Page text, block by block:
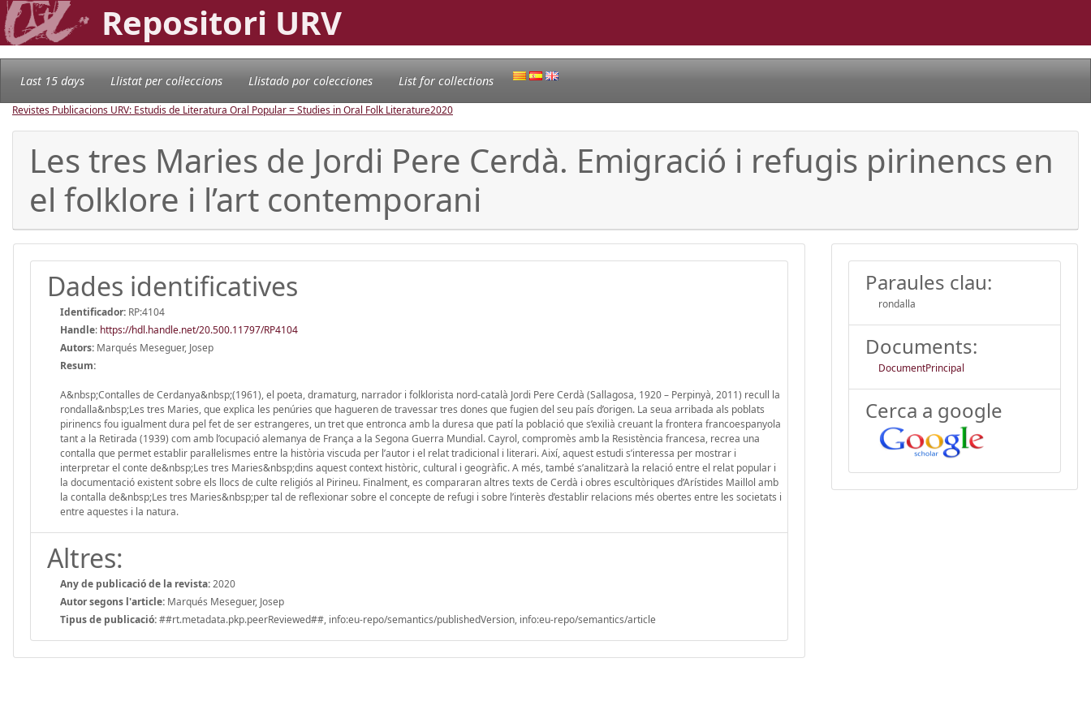
Repositori URV
Last 15 days Llistat per col·leccions Llistado por colecciones List for collections
Revistes Publicacions URV: Estudis de Literatura Oral Popular = Studies in Oral Folk Literature2020
Les tres Maries de Jordi Pere Cerdà. Emigració i refugis pirinencs en
el folklore i l’art contemporani
Dades identificatives
Identificador: RP:4104
Handle: https://hdl.handle.net/20.500.11797/RP4104
Autors: Marqués Meseguer, Josep
Resum:
A&nbsp;Contalles de Cerdanya&nbsp;(1961), el poeta, dramaturg, narrador i folklorista nord-català Jordi Pere Cerdà (Sallagosa, 1920 – Perpinyà, 2011) recull la
rondalla&nbsp;Les tres Maries, que explica les penúries que hagueren de travessar tres dones que fugien del seu país d’origen. La seua arribada als poblats
pirinencs fou igualment dura pel fet de ser estrangeres, un tret que entronca amb la duresa que patí la població que s’exilià creuant la frontera francoespanyola
tant a la Retirada (1939) com amb l’ocupació alemanya de França a la Segona Guerra Mundial. Cayrol, compromès amb la Resistència francesa, recrea una
contalla que permet establir paral·lelismes entre la història viscuda per l’autor i el relat tradicional i literari. Així, aquest estudi s’interessa per mostrar i
interpretar el conte de&nbsp;Les tres Maries&nbsp;dins aquest context històric, cultural i geogràfic. A més, també s’analitzarà la relació entre el relat popular i
la documentació existent sobre els llocs de culte religiós al Pirineu. Finalment, es compararan altres texts de Cerdà i obres escultòriques d’Arístides Maillol amb
la contalla de&nbsp;Les tres Maries&nbsp;per tal de reflexionar sobre el concepte de refugi i sobre l’interès d’establir relacions més obertes entre les societats i
entre aquestes i la natura.
Altres:
Any de publicació de la revista:2020
Autor segons l'article: Marqués Meseguer, Josep
Tipus de publicació:##rt.metadata.pkp.peerReviewed##, info:eu-repo/semantics/publishedVersion, info:eu-repo/semantics/article
Paraules clau:
rondalla
Documents:
DocumentPrincipal
Cerca a google